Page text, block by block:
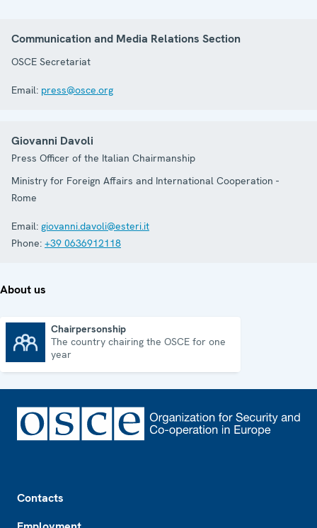
Communication and Media Relations Section
OSCE Secretariat
Email: press@osce.org
Giovanni Davoli
Press Officer of the Italian Chairmanship
Ministry for Foreign Affairs and International Cooperation -
Rome
Email: giovanni.davoli@esteri.it
Phone: +39 0636912118
About us
Chairpersonship
The country chairing the OSCE for one
year
Contacts